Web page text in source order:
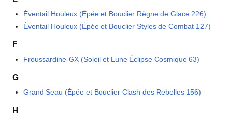
Éventail Houleux (Épée et Bouclier Règne de Glace 226)
Éventail Houleux (Épée et Bouclier Styles de Combat 127)
F
Froussardine-GX (Soleil et Lune Éclipse Cosmique 63)
G
Grand Seau (Épée et Bouclier Clash des Rebelles 156)
H